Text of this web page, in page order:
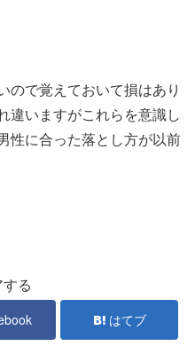
ので覚えておいて損はあり
違いますがこれらを意識し
性に合った落とし方が以前
る
はてブ